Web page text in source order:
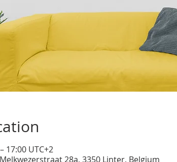
17:00 UTC+2
28a, 3350 Linter, Belgium